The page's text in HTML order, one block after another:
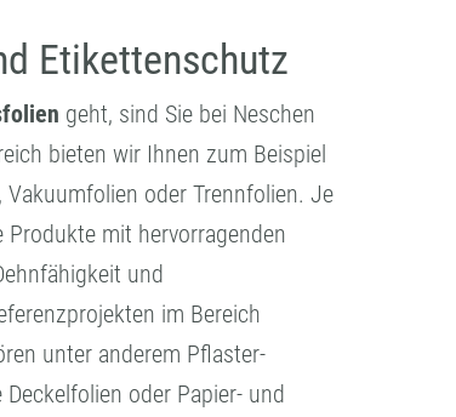
Etikettenschutz
geht, sind Sie bei Neschen
bieten wir Ihnen zum Beispiel
oder Trennfolien. Je
mit hervorragenden
und
im Bereich
unter anderem Pflaster-
oder Papier- und